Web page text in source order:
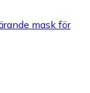
mask för